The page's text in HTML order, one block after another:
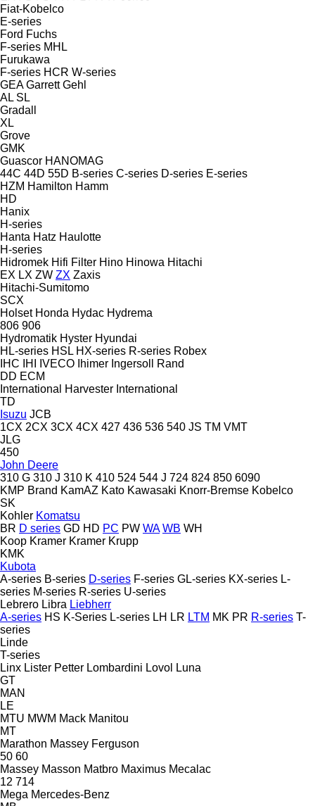
Fiat-Kobelco
E-series
Ford Fuchs
F-series MHL
Furukawa
F-series HCR W-series
GEA Garrett Gehl
AL SL
Gradall
XL
Grove
GMK
Guascor HANOMAG
44C 44D 55D B-series C-series D-series E-series
HZM Hamilton Hamm
HD
Hanix
H-series
Hanta Hatz Haulotte
H-series
Hidromek Hifi Filter Hino Hinowa Hitachi
EX LX ZW ZX Zaxis
Hitachi-Sumitomo
SCX
Holset Honda Hydac Hydrema
806 906
Hydromatik Hyster Hyundai
HL-series HSL HX-series R-series Robex
IHC
IHI IVECO Ihimer Ingersoll Rand
DD ECM
International Harvester International
TD
Isuzu JCB
1CX 2CX 3CX 4CX 427 436 536 540 JS TM VMT
JLG
450
John Deere
310 G 310 J 310 K 410 524 544 J 724 824 850 6090
KMP Brand KamAZ Kato Kawasaki Knorr-Bremse Kobelco
SK
Kohler Komatsu
BR D series GD HD PC PW WA WB WH
Koop Kramer Kramer Krupp
KMK
Kubota
A-series B-series D-series F-series GL-series KX-series L-
series M-series R-series U-series
Lebrero Libra Liebherr
A-series HS K-Series L-series LH LR LTM MK PR R-series T-
series
Linde
T-series
Linx Lister Petter Lombardini Lovol
Luna
GT
MAN
LE
MTU MWM Mack Manitou
MT
Marathon Massey Ferguson
50 60
Massey Masson Matbro Maximus Mecalac
12 714
Mega Mercedes-Benz